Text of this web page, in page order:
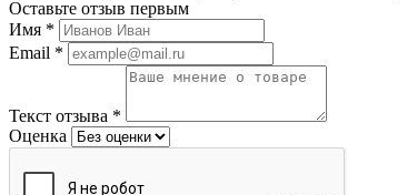
Оставьте отзыв первым
Имя *
Email *
Текст отзыва *
Оценка